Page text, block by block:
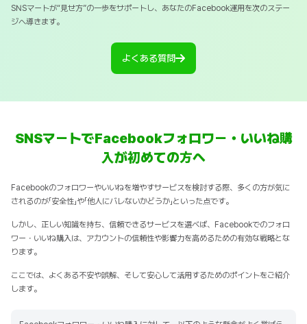
SNSマートが“見せ方”の一歩をサポートし、あなたのFacebook運用を次のステー
ジへ導きます。
よくある質問
SNSマートでFacebookフォロワー・いいね購
入が初めての方へ
Facebookのフォロワーやいいねを増やすサービスを検討する際、多くの方が気に
されるのが「安全性」や「他人にバレないかどうか」といった点です。
しかし、正しい知識を持ち、信頼できるサービスを選べば、Facebookでのフォロ
ワー・いいね購入は、アカウントの信頼性や影響力を高めるための有効な戦略とな
ります。
ここでは、よくある不安や誤解、そして安心して活用するためのポイントをご紹介
します。